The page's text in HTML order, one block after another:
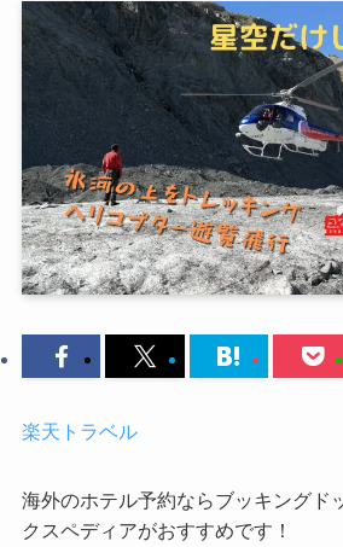
楽天トラベル
海外のホテル予約ならブッキングド
クスペディアがおすすめです！